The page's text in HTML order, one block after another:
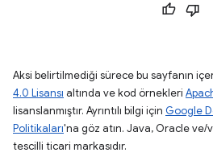
Aksi belirtilmediği sürece bu sayfanın
4.0 Lisansı altında ve kod örnekleri
lisanslanmıştır. Ayrıntılı bilgi için Google
Politikaları'na göz atın. Java, Oracle ve/
tescilli ticari markasıdır.